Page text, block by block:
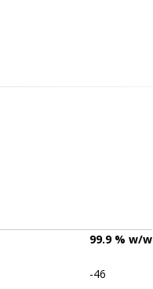
99.9 % w/w
-46